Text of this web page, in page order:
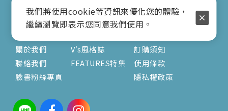
( 公休日詳見臉書粉專置頂文 )
關於
關於我們
聯絡我們
臉書粉絲專頁
文章
V's風格誌
FEATURES特集
服務
訂購須知
使用條款
隱私權政策
我們將使用cookie等資訊來優化您的體驗，
繼續瀏覽即表示您同意我們使用。